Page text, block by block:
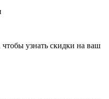
чтобы узнать скидки на ваш